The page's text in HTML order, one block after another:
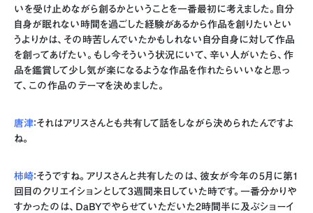
いを受け止めながら創るかということを一番最初に考えました。自分
自身が眠れない時間を過ごした経験があるから作品を創りたいとい
うよりかは、その時苦しんでいたかもしれない自分自身に対して作品
を創ってあげたい。もし今そういう状況にいて、辛い人がいたら、作
品を鑑賞して少し気が楽になるような作品を作れたらいいなと思っ
て、この作品のテーマを決めました。
唐津：それはアリスさんとも共有して話をしながら決められたんですよ
ね。
柿崎：そうですね。アリスさんと共有したのは、彼女が今年の5月に第1
回目のクリエイションとして3週間来日していた時です。一番分かりや
すかったのは、DaBYでやらせていただいた2時間半に及ぶショーイ